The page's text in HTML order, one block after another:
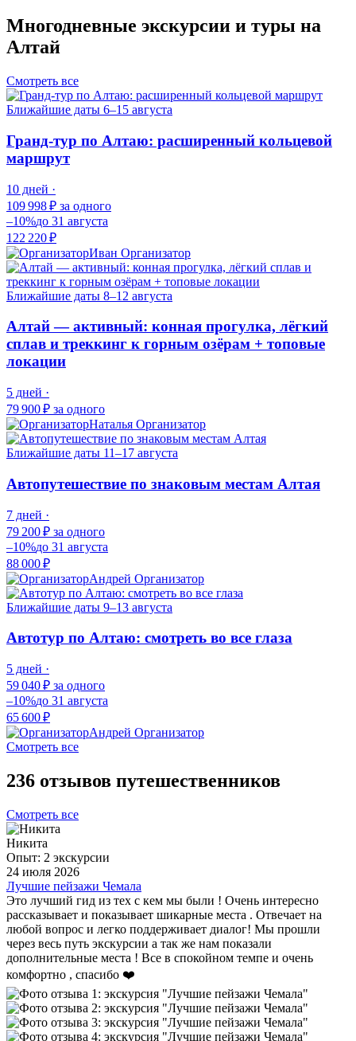
Многодневные экскурсии и туры на
Алтай
Смотреть все
Ближайшие даты 6–15 августа
Гранд-тур по Алтаю: расширенный кольцевой
маршрут
10 дней ·
109 998 ₽ за одного
–10%до 31 августа
122 220 ₽
Иван Организатор
Ближайшие даты 8–12 августа
Алтай — активный: конная прогулка, лёгкий
сплав и треккинг к горным озёрам + топовые
локации
5 дней ·
79 900 ₽ за одного
Наталья Организатор
Ближайшие даты 11–17 августа
Автопутешествие по знаковым местам Алтая
7 дней ·
79 200 ₽ за одного
–10%до 31 августа
88 000 ₽
Андрей Организатор
Ближайшие даты 9–13 августа
Автотур по Алтаю: смотреть во все глаза
5 дней ·
59 040 ₽ за одного
–10%до 31 августа
65 600 ₽
Андрей Организатор
Смотреть все
236 отзывов путешественников
Смотреть все
Никита
Опыт: 2 экскурсии
24 июля 2026
Лучшие пейзажи Чемала
Это лучший гид из тех с кем мы были ! Очень интересно
рассказывает и показывает шикарные места . Отвечает на
любой вопрос и легко поддерживает диалог! Мы прошли
через весь путь экскурсии а так же нам показали
дополнительные места ! Все в спокойном темпе и очень
комфортно , спасибо ❤️